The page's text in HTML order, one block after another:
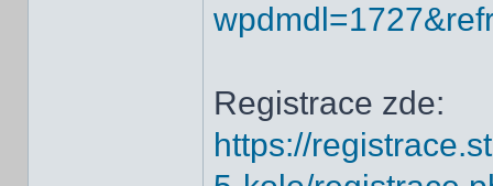
Registrace zde:
https://